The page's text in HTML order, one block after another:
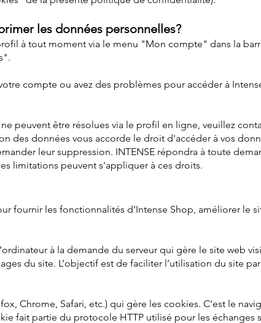
les données personnelles?
à tout moment via le menu "Mon compte" dans la
compte ou avez des problèmes pour accéder à
peuvent être résolues via le profil en ligne, veuillez
des données vous accorde le droit d'accéder à vos
leur suppression. INTENSE répondra à toute
limitations peuvent s'appliquer à ces droits.
fournir les fonctionnalités d’Intense Shop, améliorer le
à la demande du serveur qui gère le site web
du site. L’objectif est de faciliter l’utilisation du site
Chrome, Safari, etc.) qui gère les cookies. C’est le
fait partie du protocole HTTP utilisé pour les échanges